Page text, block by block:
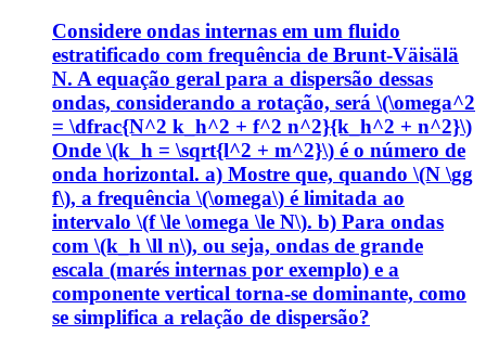
Considere ondas internas em um fluido
estratificado com frequência de Brunt-Väisälä
N. A equação geral para a dispersão dessas
ondas, considerando a rotação, será \(\omega^2
= \dfrac{N^2 k_h^2 + f^2 n^2}{k_h^2 + n^2}\)
Onde \(k_h = \sqrt{l^2 + m^2}\) é o número de
onda horizontal. a) Mostre que, quando \(N \gg
f\), a frequência \(\omega\) é limitada ao
intervalo \(f \le \omega \le N\). b) Para ondas
com \(k_h \ll n\), ou seja, ondas de grande
escala (marés internas por exemplo) e a
componente vertical torna-se dominante, como
se simplifica a relação de dispersão?